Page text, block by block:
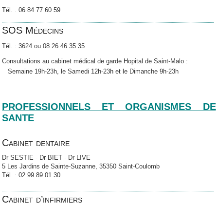
Tél. : 06 84 77 60 59
SOS Médecins
Tél. : 3624 ou 08 26 46 35 35
Consultations au cabinet médical de garde Hopital de Saint-Malo :
Semaine 19h-23h, le Samedi 12h-23h et le Dimanche 9h-23h
PROFESSIONNELS ET ORGANISMES DE
SANTE
Cabinet dentaire
Dr SESTIE - Dr BIET - Dr LIVE
5 Les Jardins de Sainte-Suzanne, 35350 Saint-Coulomb
Tél. : 02 99 89 01 30
Cabinet d’infirmiers